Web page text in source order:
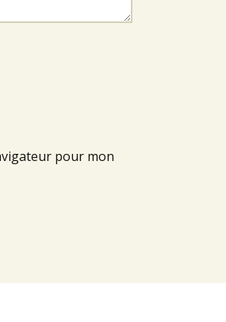
pour mon